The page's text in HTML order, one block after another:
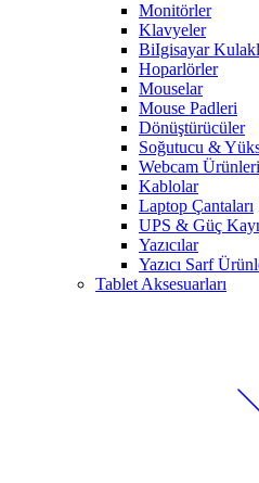
Monitörler
Klavyeler
BiIgisayar
Hoparlörler
Mouselar
Mouse Padleri
Dönüştürücüler
Soğutucu &
Webcam Ürünleri
Kablolar
Laptop Çantaları
UPS & Güç
Yazıcılar
Yazıcı Sarf
Tablet Aksesuarları